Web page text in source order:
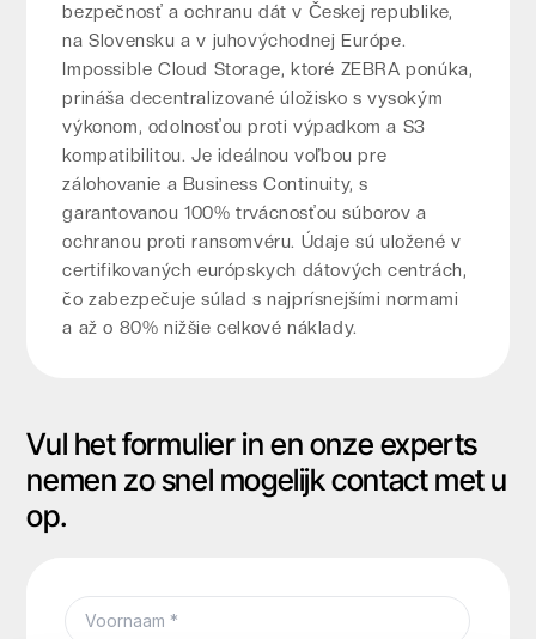
bezpečnosť a ochranu dát v Českej republike,
na Slovensku a v juhovýchodnej Európe.
Impossible Cloud Storage, ktoré ZEBRA ponúka,
prináša decentralizované úložisko s vysokým
výkonom, odolnosťou proti výpadkom a S3
kompatibilitou. Je ideálnou voľbou pre
zálohovanie a Business Continuity, s
garantovanou 100% trvácnosťou súborov a
ochranou proti ransomvéru. Údaje sú uložené v
certifikovaných európskych dátových centrách,
čo zabezpečuje súlad s najprísnejšími normami
a až o 80% nižšie celkové náklady.
Vul het formulier in en onze experts
nemen zo snel mogelijk contact met u
op.